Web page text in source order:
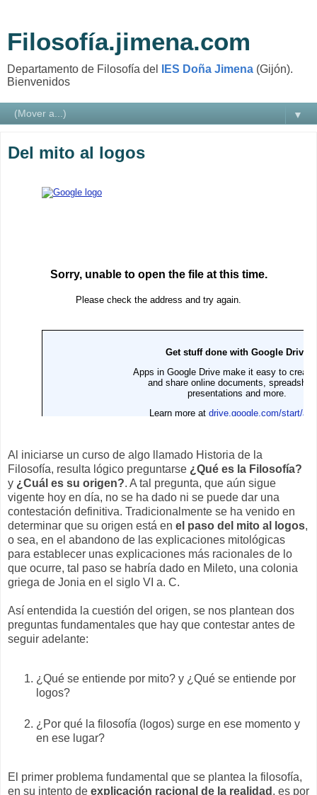
Filosofía.jimena.com
Departamento de Filosofía del IES Doña Jimena (Gijón).
Bienvenidos
▼
Del mito al logos
Al iniciarse un curso de algo llamado Historia de la
Filosofía, resulta lógico preguntarse ¿Qué es la Filosofía?
y ¿Cuál es su origen?. A tal pregunta, que aún sigue
vigente hoy en día, no se ha dado ni se puede dar una
contestación definitiva. Tradicionalmente se ha venido en
determinar que su origen está en el paso del mito al logos,
o sea, en el abandono de las explicaciones mitológicas
para establecer unas explicaciones más racionales de lo
que ocurre, tal paso se habría dado en Mileto, una colonia
griega de Jonia en el siglo VI a. C.
Así entendida la cuestión del origen, se nos plantean dos
preguntas fundamentales que hay que contestar antes de
seguir adelante:
¿Qué se entiende por mito? y ¿Qué se entiende por
logos?
¿Por qué la filosofía (logos) surge en ese momento y
en ese lugar?
El primer problema fundamental que se plantea la filosofía,
en su intento de explicación racional de la realidad , es por